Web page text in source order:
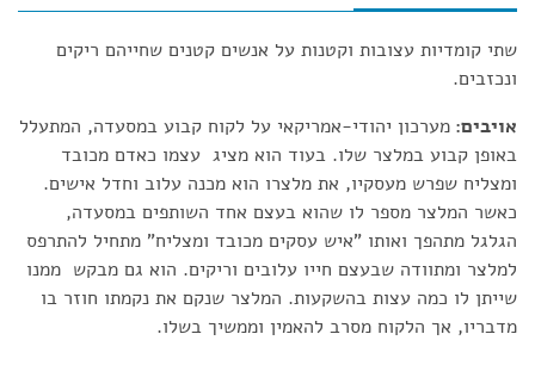
שתי קומדיות עצובות וקטנות על אנשים קטנים שחייהם ריקים
ונכזבים.
אויבים: מערכון יהודי-אמריקאי על לקוח קבוע במסעדה, המתעלל
באופן קבוע במלצר שלו. בעוד הוא מציג עצמו כאדם מכובד
ומצליח שפרש מעסקיו, את מלצרו הוא מכנה עלוב וחדל אישים.
כאשר המלצר מספר לו שהוא בעצם אחד השותפים במסעדה,
הגלגל מתהפך ואותו "איש עסקים מכובד ומצליח" מתחיל להתרפס
למלצר ומתוודה שבעצם חייו עלובים וריקים. הוא גם מבקש ממנו
שייתן לו כמה עצות בהשקעות. המלצר שנקם את נקמתו חוזר בו
מדבריו, אך הלקוח מסרב להאמין וממשיך בשלו.